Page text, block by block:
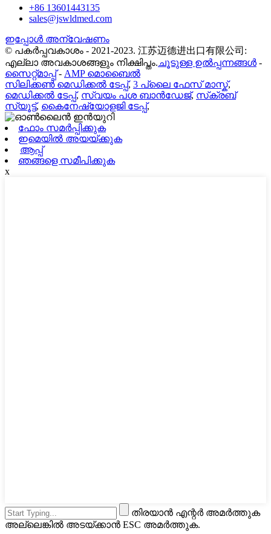
+86 13601443135
sales@jswldmed.com
ഇപ്പോൾ അന്വേഷണം
© പകർപ്പവകാശം - 2021-2023. 江苏迈德进出口有限公司:
എല്ലാ അവകാശങ്ങളും നിക്ഷിപ്തം. ചൂടുള്ള ഉൽപ്പന്നങ്ങൾ -
സൈറ്റ്മാപ്പ്- AMP മൊബൈൽ
സിലിക്കൺ മെഡിക്കൽ ടേപ്പ്, 3 പ്ലൈ ഫേസ് മാസ്ക്,
മെഡിക്കൽ ടേപ്പ്, സ്വയം പശ ബാൻഡേജ്, സ്‌ക്രബ്
സ്യൂട്ട്, കൈനേഷ്യോളജി ടേപ്പ്,
ഫോം സമർപ്പിക്കുക
ഇമെയിൽ അയയ്ക്കുക
ആപ്പ്
ഞങ്ങളെ സമീപിക്കുക
x
തിരയാൻ എന്റർ അമർത്തുക
അല്ലെങ്കിൽ അടയ്ക്കാൻ ESC അമർത്തുക.